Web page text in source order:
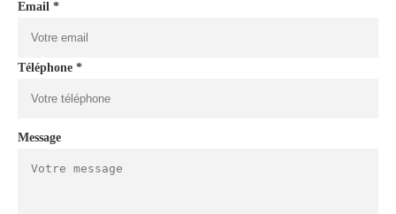
Email *
Téléphone *
Message